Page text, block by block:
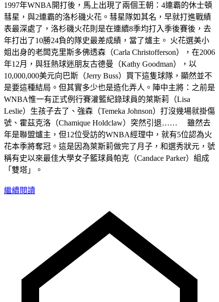
1997年WNBA開打後，馬上出現了兩個王朝：4連霸的休士頓
彗星，與2連霸的洛杉磯火花。彗星隊如其名，早就打進戰績
表最深處了，洛杉磯火花則是在連續8季均打入季後賽後，去
年打出了10勝24負的隊史最差成績，當了爐主。 火花選美小
姐出身的老闆克里斯多佛透森（Carla Christofferson），在2006
年12月，與狂熱球迷朋友古德曼（Kathy Goodman），以
10,000,000美元向巴斯（Jerry Buss）買下這隻球隊，顯然並不
是要這種結局。但其實多少也是造化弄人。陣中主將：之前是
WNBA惟一有正式例行賽灌籃紀錄球員的萊斯莉（Lisa
Leslie）生孩子去了、強森（Temeka Johnson）打沒幾場就掛傷
號、霍茲克洛（Chamique Holdclaw）突然引退…… 雖然去
年是聯盟爐主，但12位受訪的WNBA經理中，就有5位認為火
花本季將奪冠。這是因為萊斯莉做完了月子，和選秀狀元，號
稱有史以來最佳大學女子籃球員帕克（Candace Parker）組成
「雙塔」。
繼續閱讀